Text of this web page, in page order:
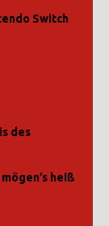
Switch
des
heiß